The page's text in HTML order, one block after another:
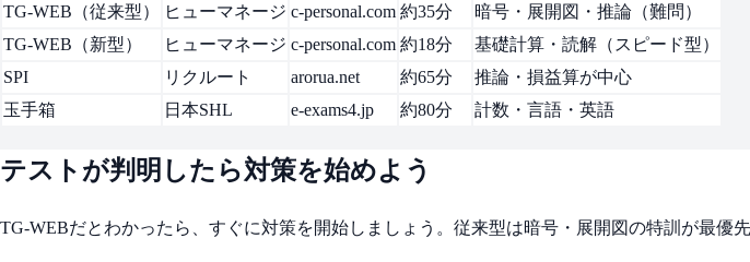
TG-WEB（従来型）
ヒューマネージ c-personal.com 約35分
暗号・展開図・推論（難問）
TG-WEB（新型）
ヒューマネージ c-personal.com 約18分
基礎計算・読解（スピード型）
SPI
リクルート arorua.net 約65分
推論・損益算が中心
玉手箱
日本SHL e-exams4.jp 約80分 計数・言語・英語
テストが判明したら対策を始めよう
TG-WEBだとわかったら、すぐに対策を開始しましょう。従来型は暗号・展開図の特訓が最優先